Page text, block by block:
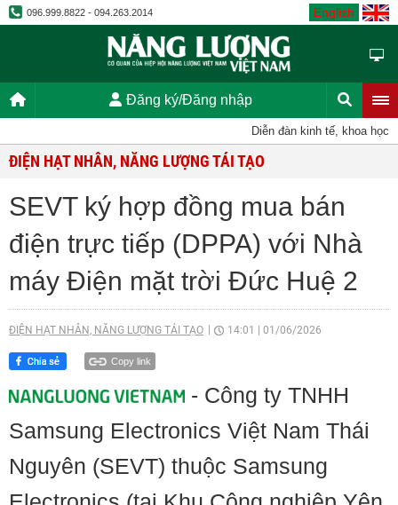
096.999.8822 - 094.263.2014 English
Đăng ký/Đăng nhập
Diễn đàn kinh tế, khoa học,
ĐIỆN HẠT NHÂN, NĂNG LƯỢNG TÁI TẠO
SEVT ký hợp đồng mua bán
điện trực tiếp (DPPA) với Nhà
máy Điện mặt trời Đức Huệ 2
ĐIỆN HẠT NHÂN, NĂNG LƯỢNG TÁI TẠO 14:01 01/06/2026
Copy link
- Công ty TNHH
Samsung Electronics Việt Nam Thái
Nguyên (SEVT) thuộc Samsung